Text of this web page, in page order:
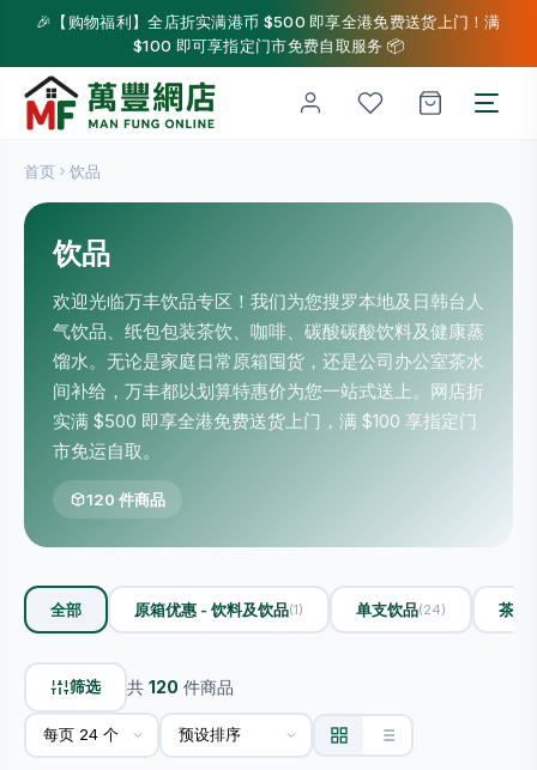
🎉【购物福利】全店折实满港币 $500 即享全港免费送货上门！满
$100 即可享指定门市免费自取服务 📦
首页 饮品
饮品
欢迎光临万丰饮品专区！我们为您搜罗本地及日韩台人
气饮品、纸包包装茶饮、咖啡、碳酸碳酸饮料及健康蒸
馏水。无论是家庭日常原箱囤货，还是公司办公室茶水
间补给，万丰都以划算特惠价为您一站式送上。网店折
实满 $500 即享全港免费送货上门，满 $100 享指定门
市免运自取。
120 件商品
全部 原箱优惠 - 饮料及饮品(1) 单支饮品(24) 茶类
筛选 共 120 件商品